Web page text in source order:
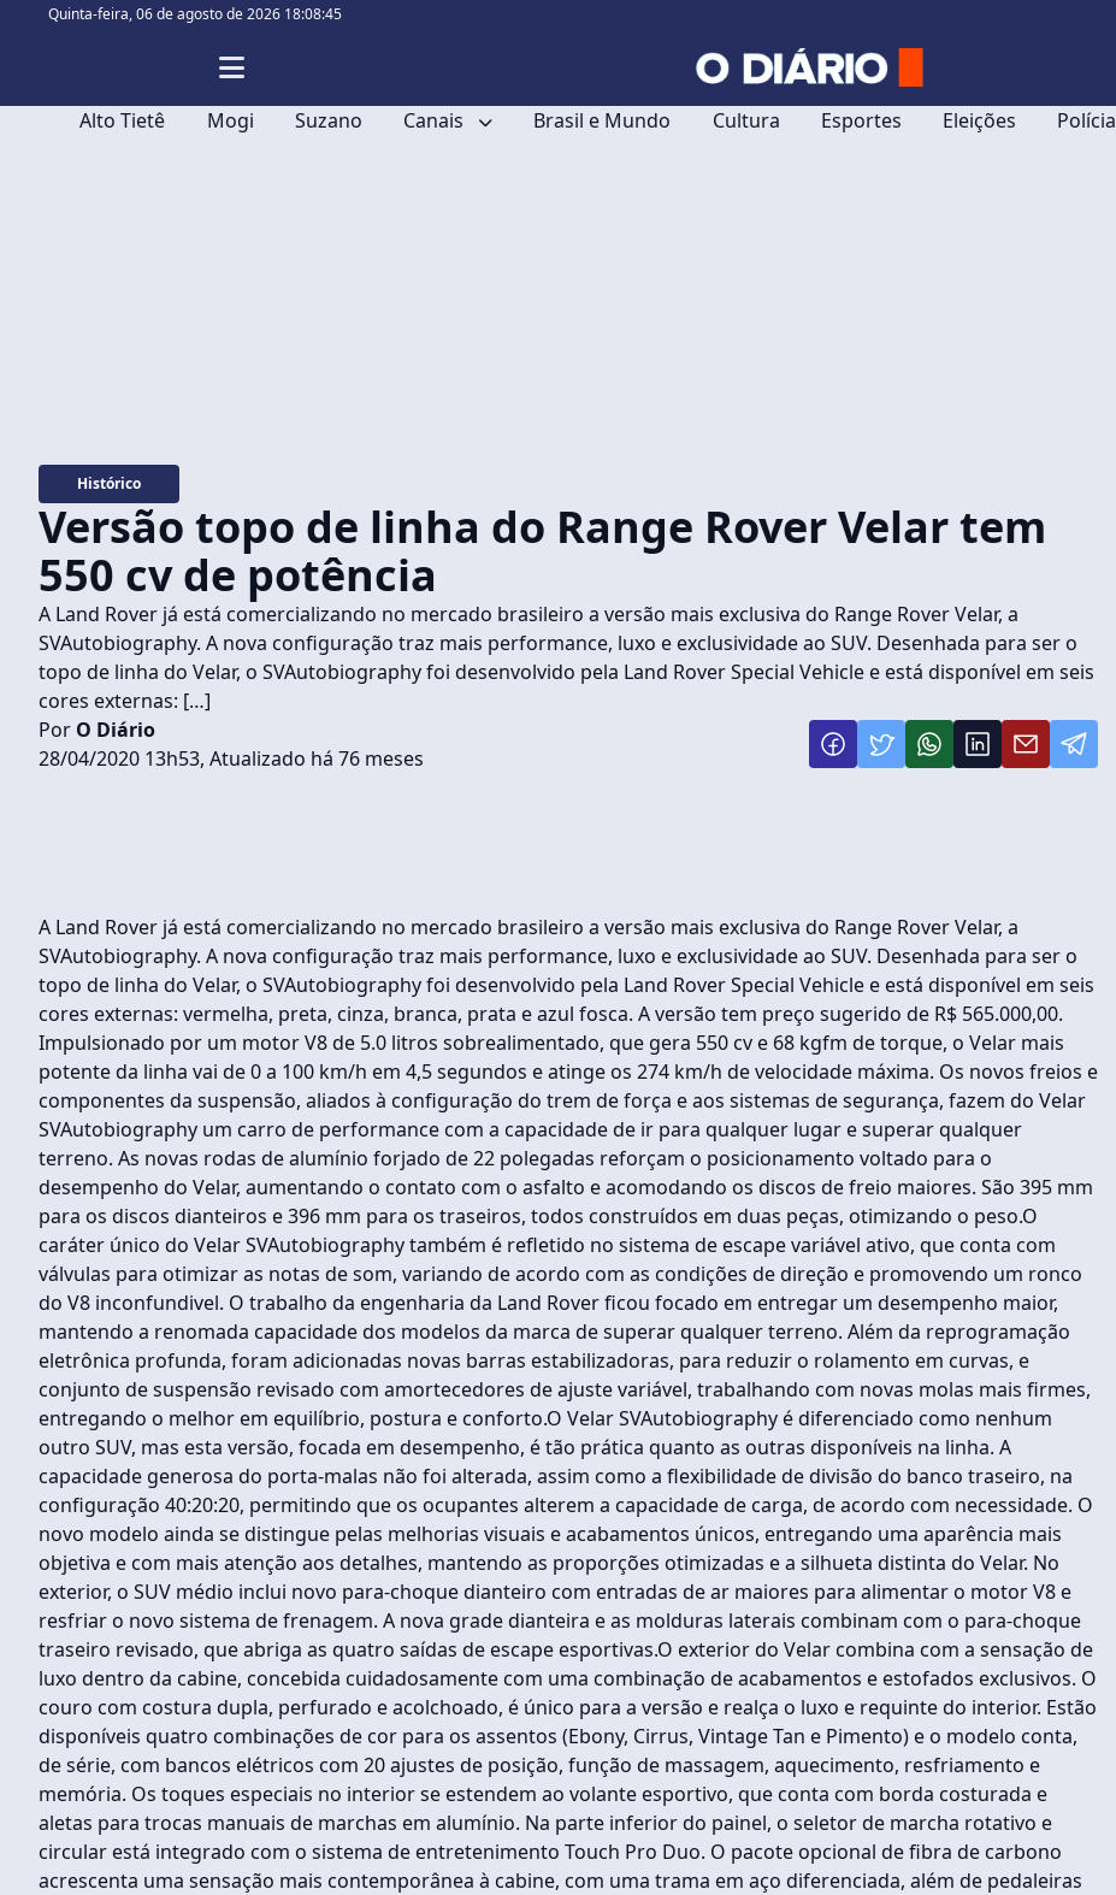
Quinta-feira,06 de agosto de 2026 18:08:46
Alto Tietê Mogi Suzano Canais Brasil e Mundo Cultura Esportes Eleições Polícia
Histórico
Versão topo de linha do Range Rover Velar tem
550 cv de potência
A Land Rover já está comercializando no mercado brasileiro a versão mais exclusiva do Range Rover Velar, a
SVAutobiography. A nova configuração traz mais performance, luxo e exclusividade ao SUV. Desenhada para ser o
topo de linha do Velar, o SVAutobiography foi desenvolvido pela Land Rover Special Vehicle e está disponível em seis
cores externas: […]
Por O Diário
28/04/2020 13h53, Atualizado há 76 meses
A Land Rover já está comercializando no mercado brasileiro a versão mais exclusiva do Range Rover Velar, a
SVAutobiography. A nova configuração traz mais performance, luxo e exclusividade ao SUV. Desenhada para ser o
topo de linha do Velar, o SVAutobiography foi desenvolvido pela Land Rover Special Vehicle e está disponível em seis
cores externas: vermelha, preta, cinza, branca, prata e azul fosca. A versão tem preço sugerido de R$ 565.000,00.
Impulsionado por um motor V8 de 5.0 litros sobrealimentado, que gera 550 cv e 68 kgfm de torque, o Velar mais
potente da linha vai de 0 a 100 km/h em 4,5 segundos e atinge os 274 km/h de velocidade máxima. Os novos freios e
componentes da suspensão, aliados à configuração do trem de força e aos sistemas de segurança, fazem do Velar
SVAutobiography um carro de performance com a capacidade de ir para qualquer lugar e superar qualquer
terreno. As novas rodas de alumínio forjado de 22 polegadas reforçam o posicionamento voltado para o
desempenho do Velar, aumentando o contato com o asfalto e acomodando os discos de freio maiores. São 395 mm
para os discos dianteiros e 396 mm para os traseiros, todos construídos em duas peças, otimizando o peso.O
caráter único do Velar SVAutobiography também é refletido no sistema de escape variável ativo, que conta com
válvulas para otimizar as notas de som, variando de acordo com as condições de direção e promovendo um ronco
do V8 inconfundivel. O trabalho da engenharia da Land Rover ficou focado em entregar um desempenho maior,
mantendo a renomada capacidade dos modelos da marca de superar qualquer terreno. Além da reprogramação
eletrônica profunda, foram adicionadas novas barras estabilizadoras, para reduzir o rolamento em curvas, e
conjunto de suspensão revisado com amortecedores de ajuste variável, trabalhando com novas molas mais firmes,
entregando o melhor em equilíbrio, postura e conforto.O Velar SVAutobiography é diferenciado como nenhum
outro SUV, mas esta versão, focada em desempenho, é tão prática quanto as outras disponíveis na linha. A
capacidade generosa do porta-malas não foi alterada, assim como a flexibilidade de divisão do banco traseiro, na
configuração 40:20:20, permitindo que os ocupantes alterem a capacidade de carga, de acordo com necessidade. O
novo modelo ainda se distingue pelas melhorias visuais e acabamentos únicos, entregando uma aparência mais
objetiva e com mais atenção aos detalhes, mantendo as proporções otimizadas e a silhueta distinta do Velar. No
exterior, o SUV médio inclui novo para-choque dianteiro com entradas de ar maiores para alimentar o motor V8 e
resfriar o novo sistema de frenagem. A nova grade dianteira e as molduras laterais combinam com o para-choque
traseiro revisado, que abriga as quatro saídas de escape esportivas.O exterior do Velar combina com a sensação de
luxo dentro da cabine, concebida cuidadosamente com uma combinação de acabamentos e estofados exclusivos. O
couro com costura dupla, perfurado e acolchoado, é único para a versão e realça o luxo e requinte do interior. Estão
disponíveis quatro combinações de cor para os assentos (Ebony, Cirrus, Vintage Tan e Pimento) e o modelo conta,
de série, com bancos elétricos com 20 ajustes de posição, função de massagem, aquecimento, resfriamento e
memória. Os toques especiais no interior se estendem ao volante esportivo, que conta com borda costurada e
aletas para trocas manuais de marchas em alumínio. Na parte inferior do painel, o seletor de marcha rotativo e
circular está integrado com o sistema de entretenimento Touch Pro Duo. O pacote opcional de fibra de carbono
acrescenta uma sensação mais contemporânea à cabine, com uma trama em aço diferenciada, além de pedaleiras